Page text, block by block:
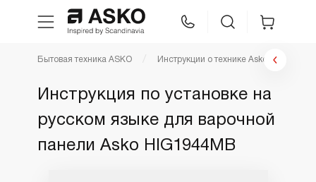
Техника для кухни
Бытовая техника ASKO Инструкции о технике Asko
Инструкция по установке на
русском языке для варочной
панели Asko HIG1944MB